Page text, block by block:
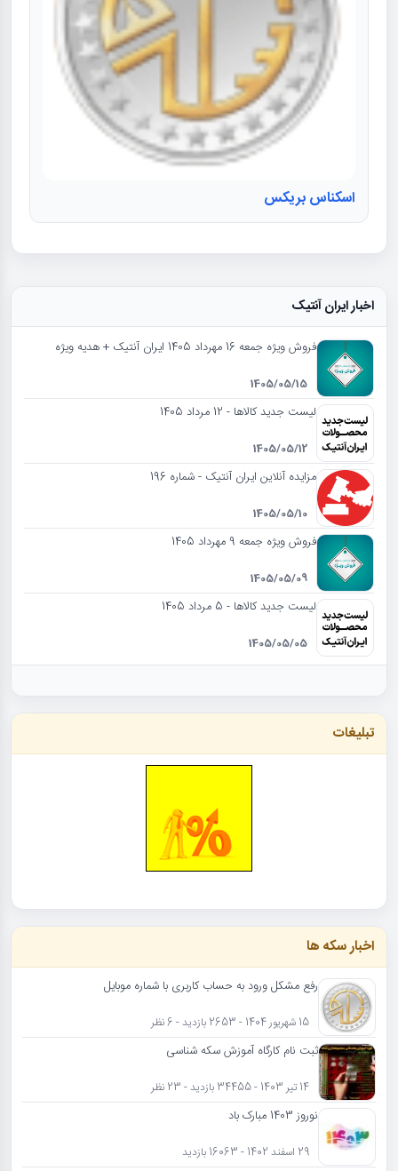
اسکناس بریکس
اخبار ایران آنتیک
فروش ویژه جمعه 16 مهرداد 1405 ایران آنتیک + هدیه ویژه
1405/05/15
لیست جدید کالاها - 12 مرداد 1405
1405/05/12
مزایده آنلاین ایران آنتیک - شماره 196
1405/05/10
فروش ویژه جمعه 9 مهرداد 1405
1405/05/09
لیست جدید کالاها - 5 مرداد 1405
1405/05/05
تبلیغات
اخبار سکه ها
رفع مشکل ورود به حساب کاربری با شماره موبایل
15 شهریور 1404 - 2653 بازدید - 6 نظر
ثبت نام کارگاه آموزش سکه شناسی
14 تیر 1403 - 34455 بازدید - 23 نظر
نوروز 1403 مبارک باد
29 اسفند 1402 - 16063 بازدید